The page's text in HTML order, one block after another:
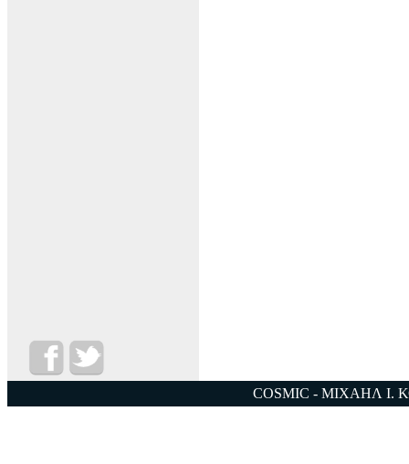
COSMIC - ΜΙΧΑΗΛ Ι.